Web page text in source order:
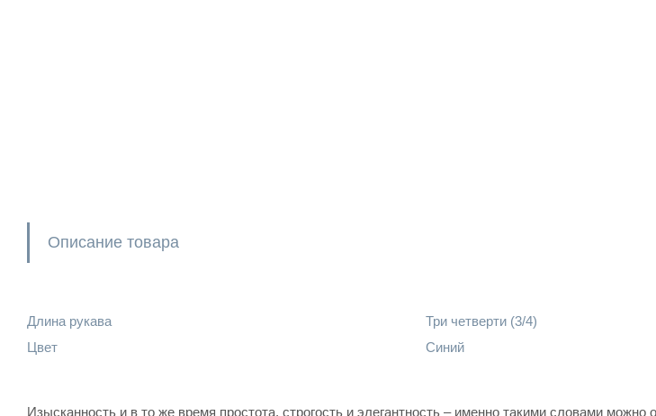
Описание товара
Длина рукава
Три четверти (3/4)
Цвет
Синий
Изысканность и в то же время простота, строгость и элегантность – именно такими словами можно